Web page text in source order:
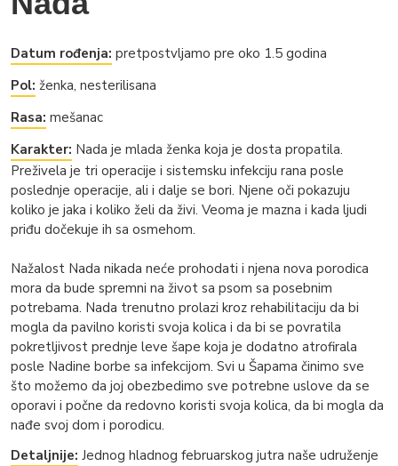
Datum rođenja: pretpostvljamo pre oko 1.5 godina
Pol: ženka, nesterilisana
Rasa: mešanac
Karakter: Nada je mlada ženka koja je dosta propatila.
Preživela je tri operacije i sistemsku infekciju rana posle
poslednje operacije, ali i dalje se bori. Njene oči pokazuju
koliko je jaka i koliko želi da živi. Veoma je mazna i kada ljudi
priđu dočekuje ih sa osmehom.
Nažalost Nada nikada neće prohodati i njena nova porodica
mora da bude spremni na život sa psom sa posebnim
potrebama. Nada trenutno prolazi kroz rehabilitaciju da bi
mogla da pavilno koristi svoja kolica i da bi se povratila
pokretljivost prednje leve šape koja je dodatno atrofirala
posle Nadine borbe sa infekcijom. Svi u Šapama činimo sve
što možemo da joj obezbedimo sve potrebne uslove da se
oporavi i počne da redovno koristi svoja kolica, da bi mogla da
nađe svoj dom i porodicu.
Detaljnije: Jednog hladnog februarskog jutra naše udruženje